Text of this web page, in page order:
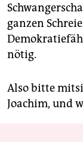
ganzen
nötig.
Also bitte
Joachim, und